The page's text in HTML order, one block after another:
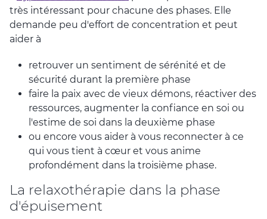
très intéressant pour chacune des phases. Elle
demande peu d'effort de concentration et peut
aider à
retrouver un sentiment de sérénité et de
sécurité durant la première phase
faire la paix avec de vieux démons, réactiver des
ressources, augmenter la confiance en soi ou
l'estime de soi dans la deuxième phase
ou encore vous aider à vous reconnecter à ce
qui vous tient à cœur et vous anime
profondément dans la troisième phase.
La relaxothérapie dans la phase
d'épuisement